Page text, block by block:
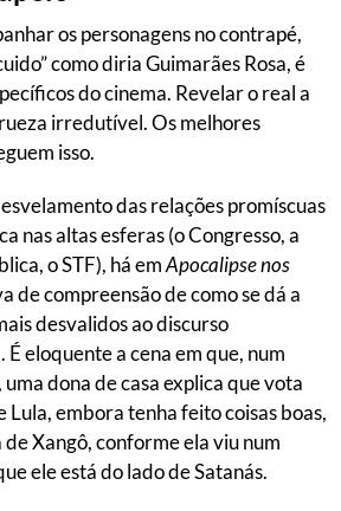
os personagens no contrapé,
como diria Guimarães Rosa, é
do cinema. Revelar o real a
irredutível. Os melhores
isso.
das relações promíscuas
nas altas esferas (o Congresso, a
o STF), há emApocalipse nos
de compreensão de como se dá a
desvalidos ao discurso
eloquente a cena em que, num
dona de casa explica que vota
Lula, embora tenha feito coisas boas,
Xangô, conforme ela viu num
ele está do lado de Satanás.